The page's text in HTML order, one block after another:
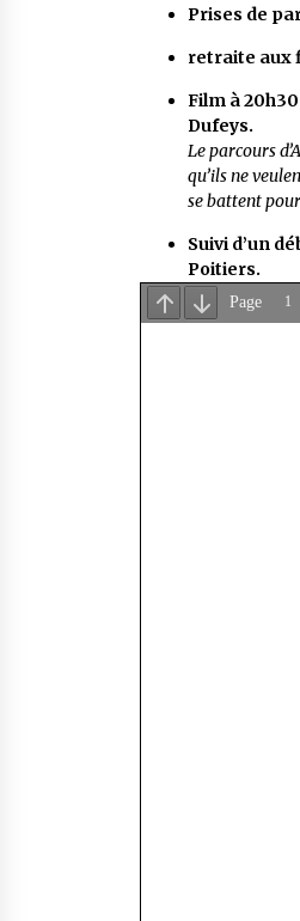
Prises de
retraite aux
Film à
Dufeys.
Le parcours
qu’ils ne
se battent
Suivi d’un
Poitiers.